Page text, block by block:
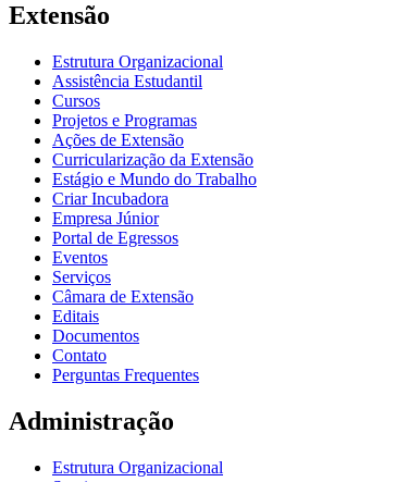
Extensão
Estrutura Organizacional
Assistência Estudantil
Cursos
Projetos e Programas
Ações de Extensão
Curricularização da Extensão
Estágio e Mundo do Trabalho
Criar Incubadora
Empresa Júnior
Portal de Egressos
Eventos
Serviços
Câmara de Extensão
Editais
Documentos
Contato
Perguntas Frequentes
Administração
Estrutura Organizacional